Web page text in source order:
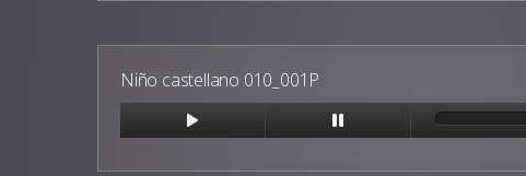
Niño castellano 010_001P